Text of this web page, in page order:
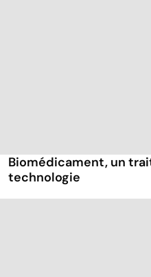
Biomédicament, un
technologie